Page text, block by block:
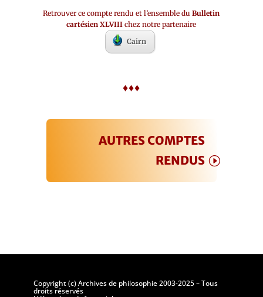
Retrouver ce compte rendu et l’ensemble duBulletin
cartésien XLVIIIchez notre partenaire
Cairn
♦♦♦
AUTRES COMPTES
RENDUS
Copyright (c) Archives de philosophie 2003-2025 – Tous
droits réservés